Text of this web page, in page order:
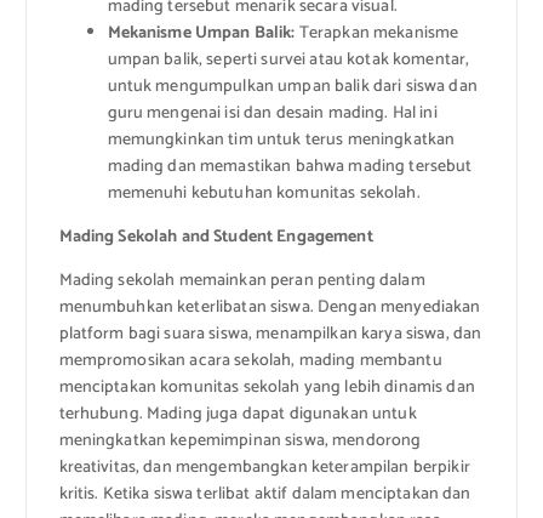
mading tersebut menarik secara visual.
Mekanisme Umpan Balik:Terapkan mekanisme
umpan balik, seperti survei atau kotak komentar,
untuk mengumpulkan umpan balik dari siswa dan
guru mengenai isi dan desain mading. Hal ini
memungkinkan tim untuk terus meningkatkan
mading dan memastikan bahwa mading tersebut
memenuhi kebutuhan komunitas sekolah.
Mading Sekolah and Student Engagement
Mading sekolah memainkan peran penting dalam
menumbuhkan keterlibatan siswa. Dengan menyediakan
platform bagi suara siswa, menampilkan karya siswa, dan
mempromosikan acara sekolah, mading membantu
menciptakan komunitas sekolah yang lebih dinamis dan
terhubung. Mading juga dapat digunakan untuk
meningkatkan kepemimpinan siswa, mendorong
kreativitas, dan mengembangkan keterampilan berpikir
kritis. Ketika siswa terlibat aktif dalam menciptakan dan